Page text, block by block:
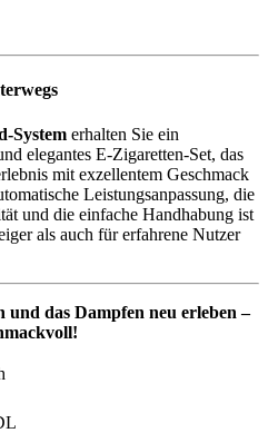
System erhalten Sie ein
elegantes E-Zigaretten-Set, das
mit exzellentem Geschmack
Leistungsanpassung, die
und die einfache Handhabung ist
als auch für erfahrene Nutzer
das Dampfen neu erleben –